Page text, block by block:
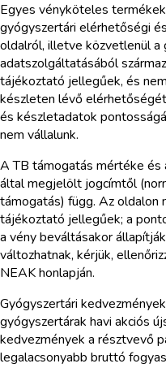
Egyes vényköteles
gyógyszertári elérhetőségi
oldalról, illetve közvetlenül a
adatszolgáltatásából
tájékoztató jellegűek, és
készleten lévő
és készletadatok
nem vállalunk.
A TB támogatás mértéke
által megjelölt jogcímtől
támogatás) függ. Az
tájékoztató jellegűek; a
a vény beváltásakor
változhatnak, kérjük,
NEAK honlapján.
Gyógyszertári
gyógyszertárak havi akciós
kedvezmények a résztvevő
legalacsonyabb bruttó